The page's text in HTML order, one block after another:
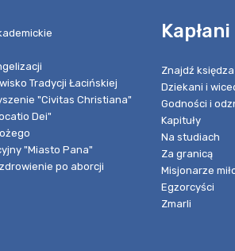
Tradycji Łacińskiej
"Civitas Christiana"
Dei"
"Miasto Pana"
po aborcji
Kapłani
Znajdź księdza
Dziekani i
Godności i
Kapituły
Na studiach
Za granicą
Misjonarze
Egzorcyści
Zmarli